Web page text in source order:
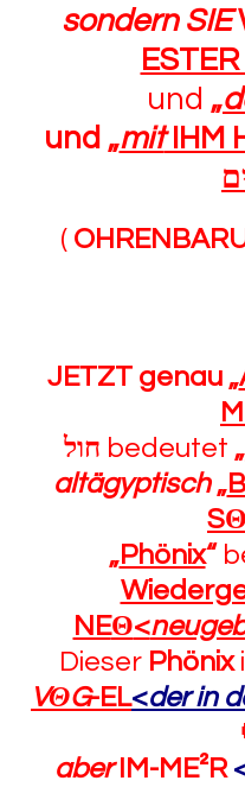
sondern SIE
und „
und „mitIHM
(
JETZT genau „
חול bedeutet „
altägyptisch „
SΘ
„Phönix“
NEΘ<
Dieser Phönix
VΘG-EL<der in
aberIM-ME²R